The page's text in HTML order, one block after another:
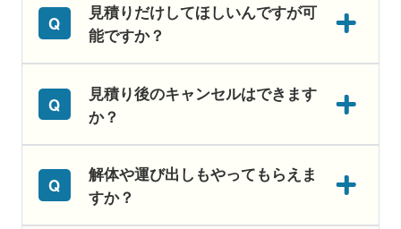
見積りだけしてほしいんですが可
能ですか？
見積り後のキャンセルはできます
か？
解体や運び出しもやってもらえま
すか？